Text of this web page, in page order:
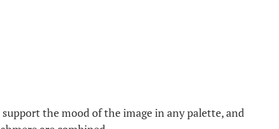
the mood of the image in any palette, and